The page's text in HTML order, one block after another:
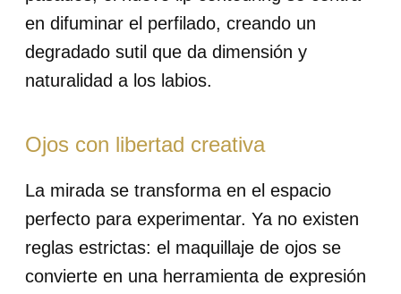
en difuminar el perfilado, creando un
degradado sutil que da dimensión y
naturalidad a los labios.
Ojos con libertad creativa
La mirada se transforma en el espacio
perfecto para experimentar. Ya no existen
reglas estrictas: el maquillaje de ojos se
convierte en una herramienta de expresión